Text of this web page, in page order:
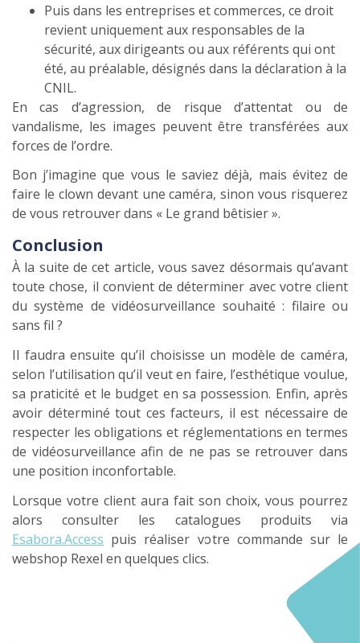
Puis dans les entreprises et commerces, ce droit
revient uniquement aux responsables de la
sécurité, aux dirigeants ou aux référents qui ont
été, au préalable, désignés dans la déclaration à la
CNIL.
En cas d’agression, de risque d’attentat ou de
vandalisme, les images peuvent être transférées aux
forces de l’ordre.
Bon j’imagine que vous le saviez déjà, mais évitez de
faire le clown devant une caméra, sinon vous risquerez
de vous retrouver dans « Le grand bêtisier ».
Conclusion
À la suite de cet article, vous savez désormais qu’avant
toute chose, il convient de déterminer avec votre client
du système de vidéosurveillance souhaité : filaire ou
sans fil ?
Il faudra ensuite qu’il choisisse un modèle de caméra,
selon l’utilisation qu’il veut en faire, l’esthétique voulue,
sa praticité et le budget en sa possession. Enfin, après
avoir déterminé tout ces facteurs, il est nécessaire de
respecter les obligations et réglementations en termes
de vidéosurveillance afin de ne pas se retrouver dans
une position inconfortable.
Lorsque votre client aura fait son choix, vous pourrez
alors consulter les catalogues produits via
Esabora.Access puis réaliser votre commande sur le
webshop Rexel en quelques clics.